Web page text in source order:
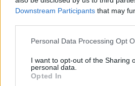
Downstream Participants that may
Please note that this website/app
not limited to your visit or usage
grant or deny consent to Google and
use your data for below specified
Personal Data Processing Opt
I want to opt-out of the Sharing
personal data.
Opted In
Az atomerőmű egyetlen hatása
Duna vizét némileg felmelegíti